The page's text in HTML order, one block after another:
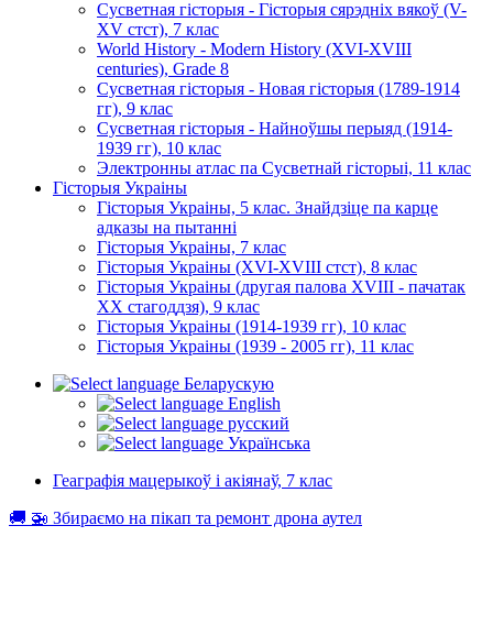
Сусветная гісторыя - Гісторыя сярэдніх вякоў (V-
XV стст), 7 клас
World History - Modern History (XVI-XVIII
centuries), Grade 8
Сусветная гісторыя - Новая гісторыя (1789-1914
гг), 9 клас
Сусветная гісторыя - Найноўшы перыяд (1914-
1939 гг), 10 клас
Электронны атлас па Сусветнай гісторыі, 11 клас
Гісторыя Украіны
Гісторыя Украіны, 5 клас. Знайдзіце па карце
адказы на пытанні
Гісторыя Украіны, 7 клас
Гісторыя Украіны (XVI-XVIII стст), 8 клас
Гісторыя Украіны (другая палова XVIII - пачатак
XX стагоддзя), 9 клас
Гісторыя Украіны (1914-1939 гг), 10 клас
Гісторыя Украіны (1939 - 2005 гг), 11 клас
Беларускую
English
русский
Українська
Геаграфія мацерыкоў і акіянаў, 7 клас
🚚 🚁 Збираємо на пікап та ремонт дрона аутел